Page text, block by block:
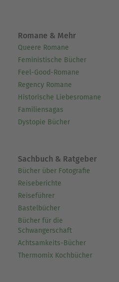
Romane & Mehr
Queere Romane
Feministische Bücher
Feel-Good-Romane
Regency Romane
Historische Liebesromane
Familiensagas
Dystopie Bücher
Sachbuch & Ratgeber
Bücher über Fotografie
Reiseberichte
Reiseführer
Bastelbücher
Bücher für die
Schwangerschaft
Achtsamkeits-Bücher
Thermomix Kochbücher